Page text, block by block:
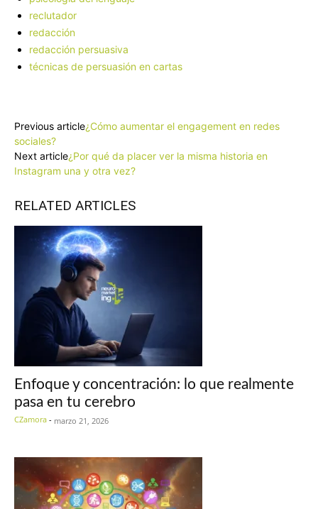
reclutador
redacción
redacción persuasiva
técnicas de persuasión en cartas
Previous article¿Cómo aumentar el engagement en redes
sociales?
Next article¿Por qué da placer ver la misma historia en
Instagram una y otra vez?
RELATED ARTICLES
Enfoque y concentración: lo que realmente
pasa en tu cerebro
CZamora - marzo 21, 2026